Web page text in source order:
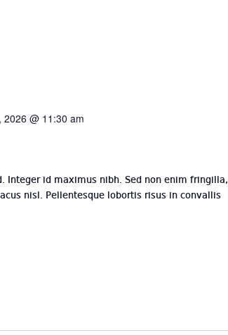
2026 @ 11:30 am
Integer id maximus nibh. Sed non enim fringilla,
nisl. Pellentesque lobortis risus in convallis